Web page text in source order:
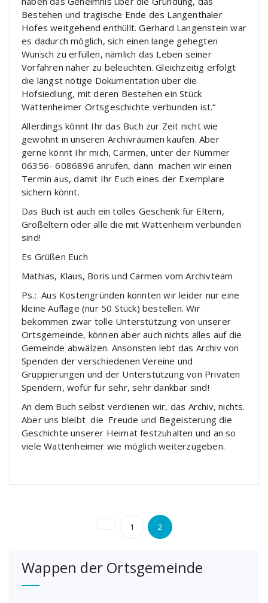
Bestehen und tragische Ende des Langenthaler
Hofes weitgehend enthüllt. Gerhard Langenstein war
es dadurch möglich, sich einen lange gehegten
Wunsch zu erfüllen, nämlich das Leben seiner
Vorfahren näher zu beleuchten. Gleichzeitig erfolgt
die längst nötige Dokumentation über die
Hofsiedlung, mit deren Bestehen ein Stück
Wattenheimer Ortsgeschichte verbunden ist.“
Allerdings könnt Ihr das Buch zur Zeit nicht wie
gewohnt in unseren Archivräumen kaufen. Aber
gerne könnt Ihr mich, Carmen, unter der Nummer
06356- 6086896 anrufen, dann machen wir einen
Termin aus, damit Ihr Euch eines der Exemplare
sichern könnt.
Das Buch ist auch ein tolles Geschenk für Eltern,
Großeltern oder alle die mit Wattenheim verbunden
sind!
Es Grüßen Euch
Mathias, Klaus, Boris und Carmen vom Archivteam
Ps.: Aus Kostengründen konnten wir leider nur eine
kleine Auflage (nur 50 Stück) bestellen. Wir
bekommen zwar tolle Unterstützung von unserer
Ortsgemeinde, können aber auch nichts alles auf die
Gemeinde abwälzen. Ansonsten lebt das Archiv von
Spenden der verschiedenen Vereine und
Gruppierungen und der Unterstützung von Privaten
Spendern, wofür für sehr, sehr dankbar sind!
An dem Buch selbst verdienen wir, das Archiv, nichts.
Aber uns bleibt die Freude und Begeisterung die
Geschichte unserer Heimat festzuhalten und an so
viele Wattenheimer wie möglich weiterzugeben.
Beiträge
1 2
Wappen der Ortsgemeinde